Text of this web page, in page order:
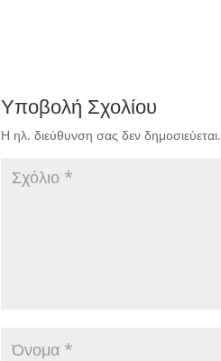
Υποβολή Σχολίου
Η ηλ. διεύθυνση σας δεν δημοσιεύεται.